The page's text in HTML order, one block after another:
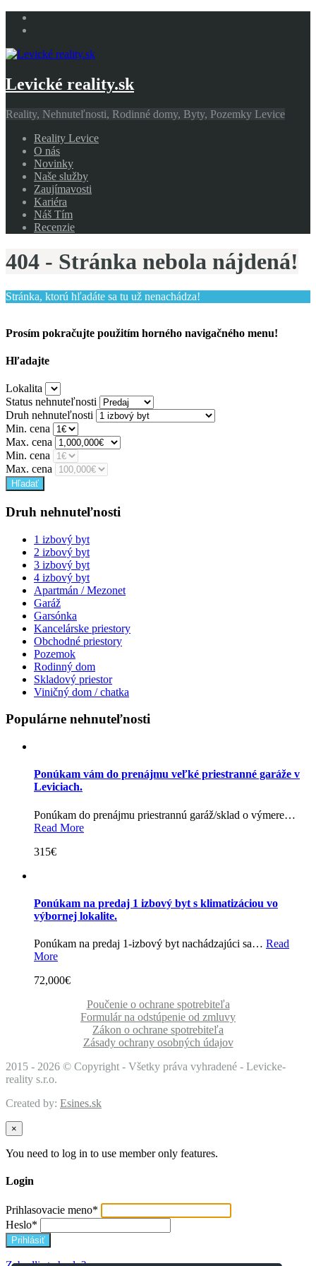
Levické reality.sk
Reality, Nehnuteľnosti, Rodinné domy, Byty, Pozemky Levice
Reality Levice
O nás
Novinky
Naše služby
Zaujímavosti
Kariéra
Náš Tím
Recenzie
404 - Stránka nebola nájdená!
Stránka, ktorú hľadáte sa tu už nenachádza!
Prosím pokračujte použitím horného navigačného menu!
Hľadajte
Lokalita
Status nehnuteľnosti
Druh nehnuteľnosti
Min. cena
Max. cena
Min. cena
Max. cena
Druh nehnuteľnosti
1 izbový byt
2 izbový byt
3 izbový byt
4 izbový byt
Apartmán / Mezonet
Garáž
Garsónka
Kancelárske priestory
Obchodné priestory
Pozemok
Rodinný dom
Skladový priestor
Viničný dom / chatka
Populárne nehnuteľnosti
Ponúkam vám do prenájmu veľké priestranné garáže v
Leviciach.
Ponúkam do prenájmu priestrannú garáž/sklad o výmere…
Read More
315€
Ponúkam na predaj 1 izbový byt s klimatizáciou vo
výbornej lokalite.
Ponúkam na predaj 1-izbový byt nachádzajúci sa… Read
More
72,000€
Poučenie o ochrane spotrebiteľa
Formulár na odstúpenie od zmluvy
Zákon o ochrane spotrebiteľa
Zásady ochrany osobných údajov
2015 - 2026 © Copyright - Všetky práva vyhradené - Levicke-
reality s.r.o.
Created by: Esines.sk
×
You need to log in to use member only features.
Login
Prihlasovacie meno*
Heslo*